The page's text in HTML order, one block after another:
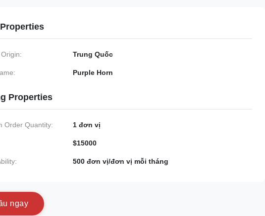
Trung Quốc
Purple Horn
Properties
Order Quantity: 1 đơn vị
$15000
500 đơn vị/đơn vị mỗi tháng
u ngay